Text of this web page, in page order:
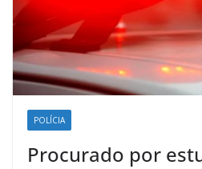
POLÍCIA
Procurado por